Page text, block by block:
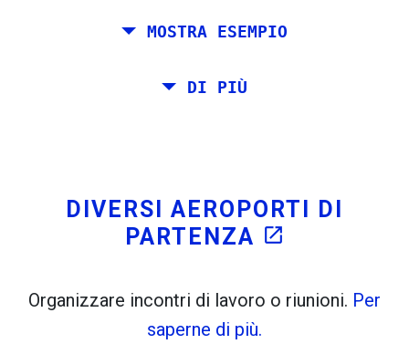
. Stima: 52 kg CO . Di Più:LinkedIn open_in_new
MOSTRA ESEMPIO
Pianificare un viaggio via Roma, Barcellona, ​​
DI PIÙ
DIVERSI AEROPORTI DI
PARTENZA open_in_new
Organizzare incontri di lavoro o riunioni. Per
saperne di più.